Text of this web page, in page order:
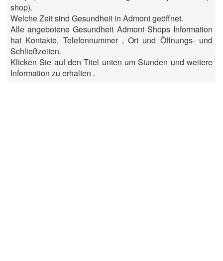
shop).
Welche Zeit sind Gesundheit in Admont geöffnet.
Alle angebotene Gesundheit Admont Shops Information
hat Kontakte, Telefonnummer , Ort und Öffnungs- und
Schließzeiten.
Klicken Sie auf den Titel unten um Stunden und weitere
Information zu erhalten .